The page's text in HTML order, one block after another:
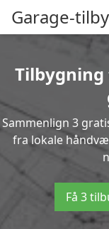
Garage-
Tilbygning
Sammenlign 3
fra lokale
Få 3